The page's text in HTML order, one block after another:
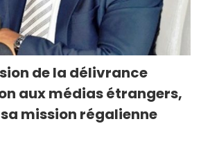
de la délivrance
aux médias étrangers,
mission régalienne